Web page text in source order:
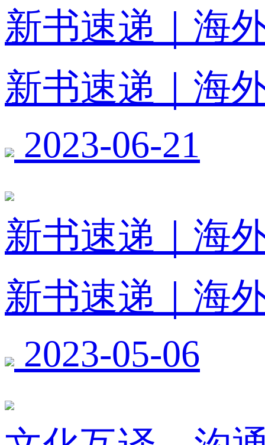
新书速递｜海
新书速递｜海
2023-06-21
新书速递｜海
新书速递｜海
2023-05-06